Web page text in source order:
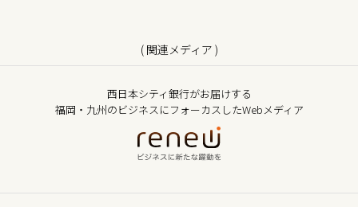
( 関連メディア )
西日本シティ銀行がお届けする
福岡・九州のビジネスにフォーカスしたWebメディア